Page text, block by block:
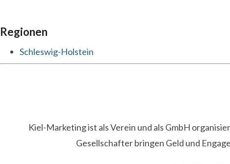
Regionen
Schleswig-Holstein
Kiel-Marketing ist als Verein und als GmbH
Gesellschafter bringen Geld und